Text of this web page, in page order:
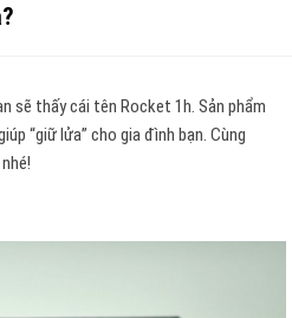
sẽ thấy cái tên Rocket 1h. Sản phẩm
“giữ lửa” cho gia đình bạn. Cùng